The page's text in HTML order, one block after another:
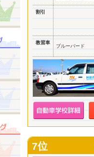
割引
教習車
ブルーバード
7位